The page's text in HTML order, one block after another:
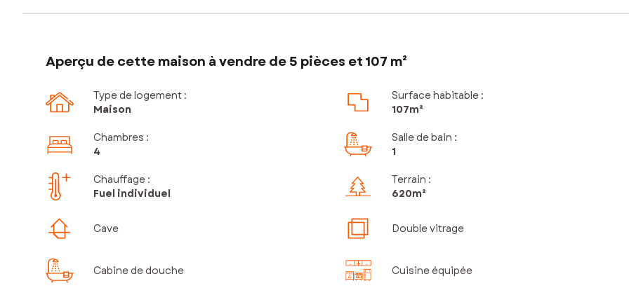
Aperçu de cette maison à vendre de 5 pièces et 107 m²
Type de logement :
Maison
Surface habitable :
107m²
Chambres :
4
Salle de bain :
1
Chauffage :
Fuel individuel
Terrain :
620m²
Cave Double vitrage
Cabine de douche Cuisine équipée